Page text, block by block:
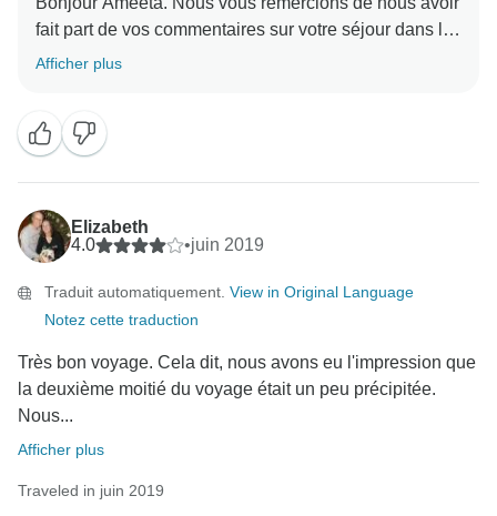
fait part de vos commentaires sur votre séjour dans le
cadre des Grandes vacances européennes guidées.
notre façon unique de voyager, et nous espérons que
vous nous rejoindrez sur un autre voyage guidé
d'Europamundo dans un futur proche. L'équipe
Afficher plus
Elizabeth
4.0
•juin 2019
Traduit automatiquement. View in Original Language
Notez cette traduction
Très bon voyage. Cela dit, nous avons eu l'impression que
la deuxième moitié du voyage était un peu précipitée.
Nous...
Afficher plus
Traveled in juin 2019